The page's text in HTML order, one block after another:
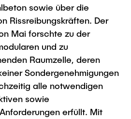
sowie über die
Rissreibungskräften. Der
Mai forschte zu der
und zu
Raumzelle, deren
Sondergenehmigungen
alle notwendigen
sowie
erfüllt. Mit